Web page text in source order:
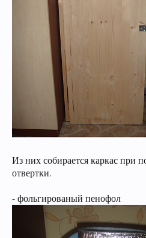
Кофе оказывает
преждевременное старение
способствует развитию
же наоборот защищает
Из них собирается каркас при
отвертки.
- фольгированый пенофол